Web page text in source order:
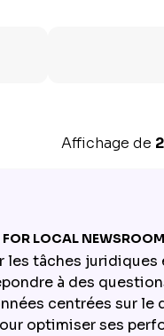
Affichage de
LOCAL
tâches juridiques
à des
centrées sur le
optimiser ses